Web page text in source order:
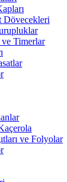
Dövecekleri
Timerlar
ve Folyolar